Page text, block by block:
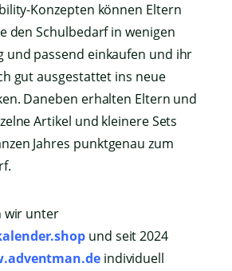
Konzepten können Eltern
den Schulbedarf in wenigen
und passend einkaufen und ihr
gut ausgestattet ins neue
Daneben erhalten Eltern und
Artikel und kleinere Sets
Jahres punktgenau zum
wir unter
und seit 2024
individuell